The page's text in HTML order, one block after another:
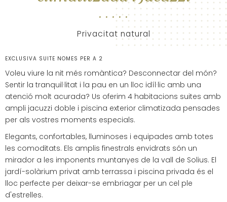
Privacitat natural
EXCLUSIVA SUITE NOMES PER A 2
Voleu viure la nit més romàntica? Desconnectar del món?
Sentir la tranquil·litat i la pau en un lloc idíl·lic amb una
atenció molt acurada? Us oferim 4 habitacions suites amb
ampli jacuzzi doble i piscina exterior climatizada pensades
per als vostres moments especials.
Elegants, confortables, lluminoses i equipades amb totes
les comoditats. Els amplis finestrals envidrats són un
mirador a les imponents muntanyes de la vall de Solius. El
jardí-solàrium privat amb terrassa i piscina privada és el
lloc perfecte per deixar-se embriagar per un cel ple
d'estrelles.